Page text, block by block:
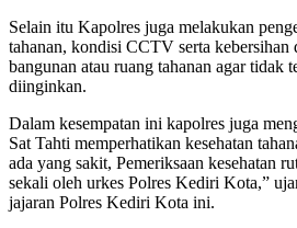
Selain itu Kapolres juga melakukan
tahanan, kondisi CCTV serta kebersihan
bangunan atau ruang tahanan agar tidak
diinginkan.
Dalam kesempatan ini kapolres juga
Sat Tahti memperhatikan kesehatan
ada yang sakit, Pemeriksaan kesehatan
sekali oleh urkes Polres Kediri Kota,”
jajaran Polres Kediri Kota ini.